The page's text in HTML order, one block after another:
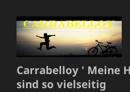
Carrabelloy ' Meine
sind so vielseitig